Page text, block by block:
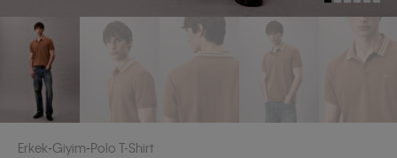
Erkek Giyim Polo T-Shirt